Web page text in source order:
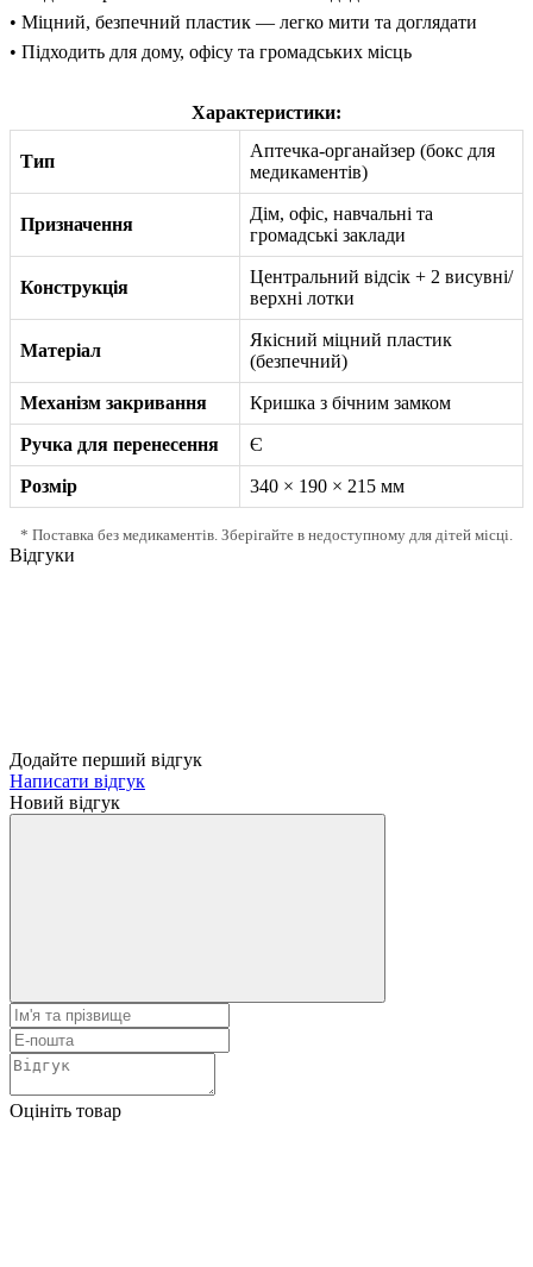
• Міцний, безпечний пластик — легко мити та доглядати
• Підходить для дому, офісу та громадських місць
Характеристики:
Тип
Аптечка-органайзер (бокс для
медикаментів)
Призначення
Дім, офіс, навчальні та
громадські заклади
Конструкція
Центральний відсік + 2 висувні/
верхні лотки
Матеріал
Якісний міцний пластик
(безпечний)
Механізм закривання Кришка з бічним замком
Ручка для перенесення Є
Розмір 340 × 190 × 215 мм
* Поставка без медикаментів. Зберігайте в недоступному для дітей місці.
Відгуки
Додайте перший відгук
Написати відгук
Новий відгук
Оцініть товар